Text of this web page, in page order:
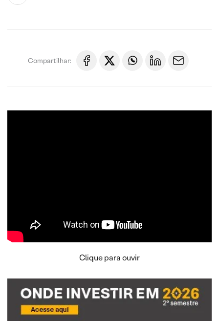
Compartilhar:
Clique para ouvir